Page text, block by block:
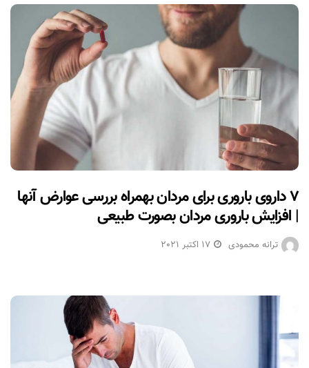
۷ داروی باروری برای مردان بهمراه بررسی عوارض آنها
| افزایش باروری مردان بصورت طبیعی
ترانه محمودی 17 اکتبر 2021